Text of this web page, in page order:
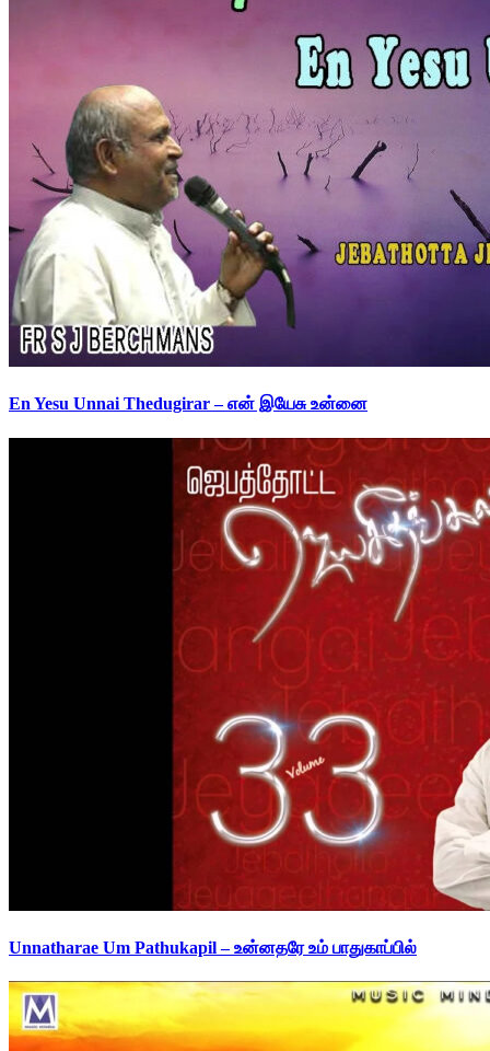
En Yesu Unnai Thedugirar – என் இயேசு உன்னை
Unnatharae Um Pathukapil – உன்னதரே உம் பாதுகாப்பில்